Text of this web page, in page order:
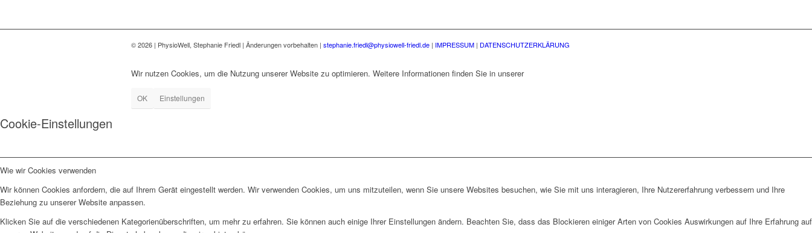
©2026 | PhysioWell, Stephanie Friedl | Änderungen vorbehalten | stephanie.friedl@physiowell-friedl.de | IMPRESSUM | DATENSCHUTZERKLÄRUNG
Wir nutzen Cookies, um die Nutzung unserer Website zu optimieren. Weitere Informationen finden Sie in unserer
OK Einstellungen
Cookie-Einstellungen
Wie wir Cookies verwenden
Wir können Cookies anfordern, die auf Ihrem Gerät eingestellt werden. Wir verwenden Cookies, um uns mitzuteilen, wenn Sie unsere Websites besuchen, wie Sie mit uns interagieren, Ihre Nutzererfahrung verbessern und Ihre
Beziehung zu unserer Website anpassen.
Klicken Sie auf die verschiedenen Kategorienüberschriften, um mehr zu erfahren. Sie können auch einige Ihrer Einstellungen ändern. Beachten Sie, dass das Blockieren einiger Arten von Cookies Auswirkungen auf Ihre Erfahrung auf